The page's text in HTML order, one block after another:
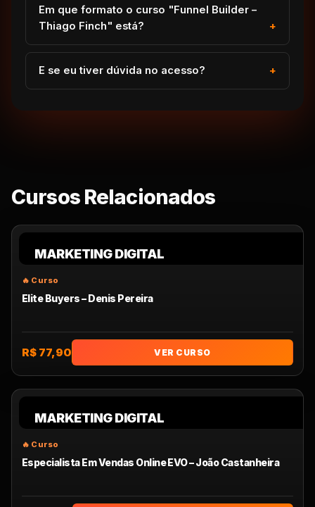
Em que formato o curso "Funnel Builder –
Thiago Finch" está?
E se eu tiver dúvida no acesso?
Cursos Relacionados
MARKETING DIGITAL
Elite Buyers – Denis Pereira
R$ 77,90 VER CURSO
MARKETING DIGITAL
Especialista Em Vendas Online EVO – João Castanheira